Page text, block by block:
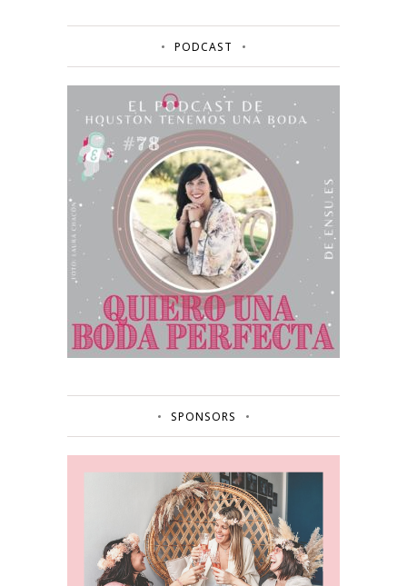
PODCAST
SPONSORS